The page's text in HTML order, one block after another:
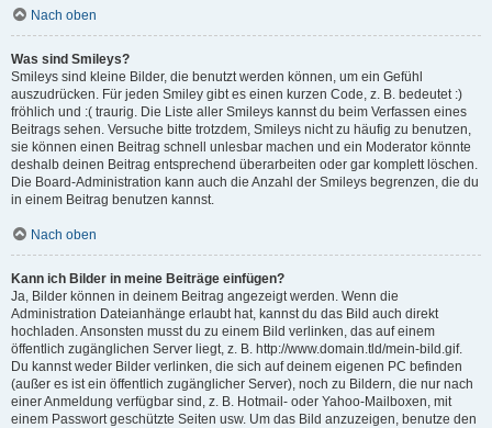
Nach oben
Was sind Smileys?
Smileys sind kleine Bilder, die benutzt werden können, um ein Gefühl
auszudrücken. Für jeden Smiley gibt es einen kurzen Code, z. B. bedeutet :)
fröhlich und :( traurig. Die Liste aller Smileys kannst du beim Verfassen eines
Beitrags sehen. Versuche bitte trotzdem, Smileys nicht zu häufig zu benutzen,
sie können einen Beitrag schnell unlesbar machen und ein Moderator könnte
deshalb deinen Beitrag entsprechend überarbeiten oder gar komplett löschen.
Die Board-Administration kann auch die Anzahl der Smileys begrenzen, die du
in einem Beitrag benutzen kannst.
Nach oben
Kann ich Bilder in meine Beiträge einfügen?
Ja, Bilder können in deinem Beitrag angezeigt werden. Wenn die
Administration Dateianhänge erlaubt hat, kannst du das Bild auch direkt
hochladen. Ansonsten musst du zu einem Bild verlinken, das auf einem
öffentlich zugänglichen Server liegt, z. B. http://www.domain.tld/mein-bild.gif.
Du kannst weder Bilder verlinken, die sich auf deinem eigenen PC befinden
(außer es ist ein öffentlich zugänglicher Server), noch zu Bildern, die nur nach
einer Anmeldung verfügbar sind, z. B. Hotmail- oder Yahoo-Mailboxen, mit
einem Passwort geschützte Seiten usw. Um das Bild anzuzeigen, benutze den